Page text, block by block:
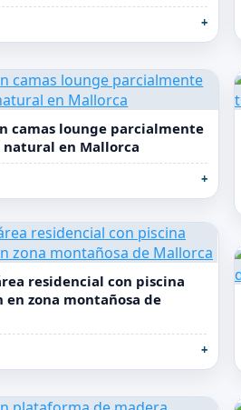
camas lounge parcialmente
en Mallorca
residencial con piscina
zona montañosa de